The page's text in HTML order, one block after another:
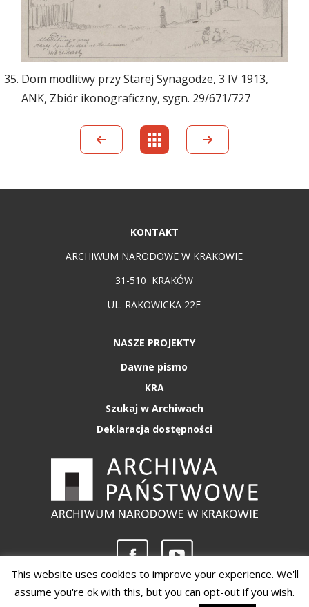
Dom modlitwy przy Starej Synagodze, 3 IV 1913,
ANK, Zbiór ikonograficzny, sygn. 29/671/727
KONTAKT
ARCHIWUM NARODOWE W KRAKOWIE
31-510 KRAKÓW
UL. RAKOWICKA 22E
NASZE PROJEKTY
Dawne pismo
KRA
Szukaj w Archiwach
Deklaracja dostępności
Copyright 2020 - Archiwum Narodowe w Krakowie
This website uses cookies to improve your experience. We'll
assume you're ok with this, but you can opt-out if you wish.